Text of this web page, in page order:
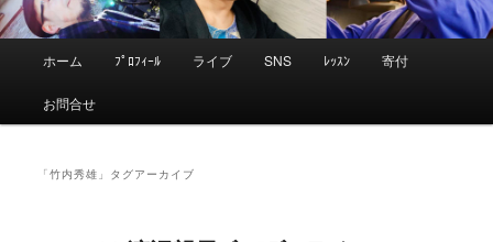
メ
イ
ン
サ
ブ
コ
ホーム ﾌﾟﾛﾌｨｰﾙ ライブ SNS ﾚｯｽﾝ 寄付
お問合せ
「竹内秀雄 」タグアーカイブ